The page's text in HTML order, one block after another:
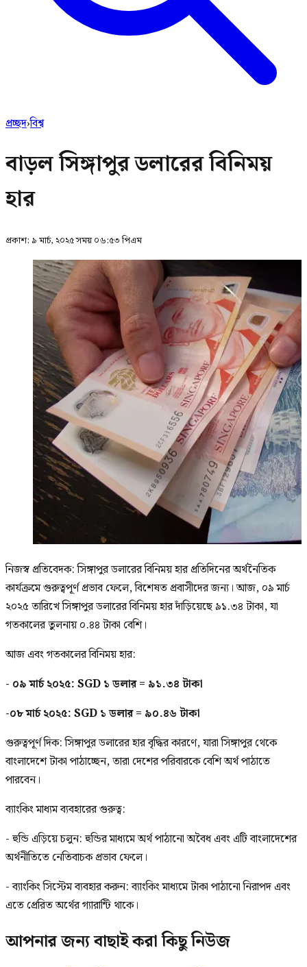
প্রচ্ছদ›বিশ্ব
বাড়ল সিঙ্গাপুর ডলারের বিনিময়
হার
প্রকাশ: ৯ মার্চ, ২০২৫ সময় ০৬:৫৩ পিএম
নিজস্ব প্রতিবেদক: সিঙ্গাপুর ডলারের বিনিময় হার প্রতিদিনের অর্থনৈতিক
কার্যক্রমে গুরুত্বপূর্ণ প্রভাব ফেলে, বিশেষত প্রবাসীদের জন্য। আজ, ০৯ মার্চ
২০২৫ তারিখে সিঙ্গাপুর ডলারের বিনিময় হার দাঁড়িয়েছে ৯১.৩৪ টাকা, যা
গতকালের তুলনায় ০.৪৪ টাকা বেশি।
আজ এবং গতকালের বিনিময় হার:
- ০৯ মার্চ ২০২৫: SGD ১ ডলার = ৯১.৩৪ টাকা
-০৮ মার্চ ২০২৫: SGD ১ ডলার = ৯০.৪৬ টাকা
গুরুত্বপূর্ণ দিক: সিঙ্গাপুর ডলারের হার বৃদ্ধির কারণে, যারা সিঙ্গাপুর থেকে
বাংলাদেশে টাকা পাঠাচ্ছেন, তারা দেশের পরিবারকে বেশি অর্থ পাঠাতে
পারবেন।
ব্যাংকিং মাধ্যম ব্যবহারের গুরুত্ব:
- হুন্ডি এড়িয়ে চলুন: হুন্ডির মাধ্যমে অর্থ পাঠানো অবৈধ এবং এটি বাংলাদেশের
অর্থনীতিতে নেতিবাচক প্রভাব ফেলে।
- ব্যাংকিং সিস্টেম ব্যবহার করুন: ব্যাংকিং মাধ্যমে টাকা পাঠানো নিরাপদ এবং
এতে প্রেরিত অর্থের গ্যারান্টি থাকে।
আপনার জন্য বাছাই করা কিছু নিউজ